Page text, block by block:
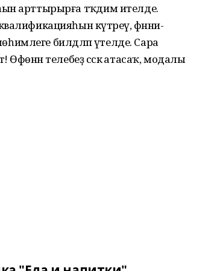
арттырырға тәҡдим ителде.
күтәреү, фәнни-
билдәләп үтелде. Сара
телебеҙ сәскә атасаҡ, модалы